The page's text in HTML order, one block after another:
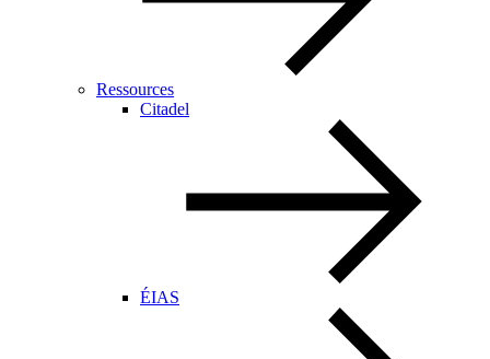
Ressources
Citadel
ÉIAS